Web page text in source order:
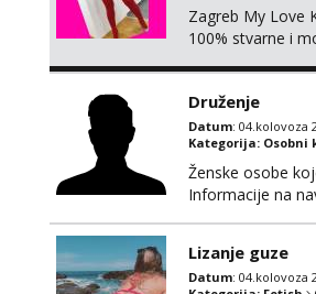
Zagreb My Love
100% stvarne i
Druženje
Datum: 04.kolovoza
Kategorija: Osobni
Ženske osobe
Informacije na
Lizanje guze
Datum: 04.kolovoza